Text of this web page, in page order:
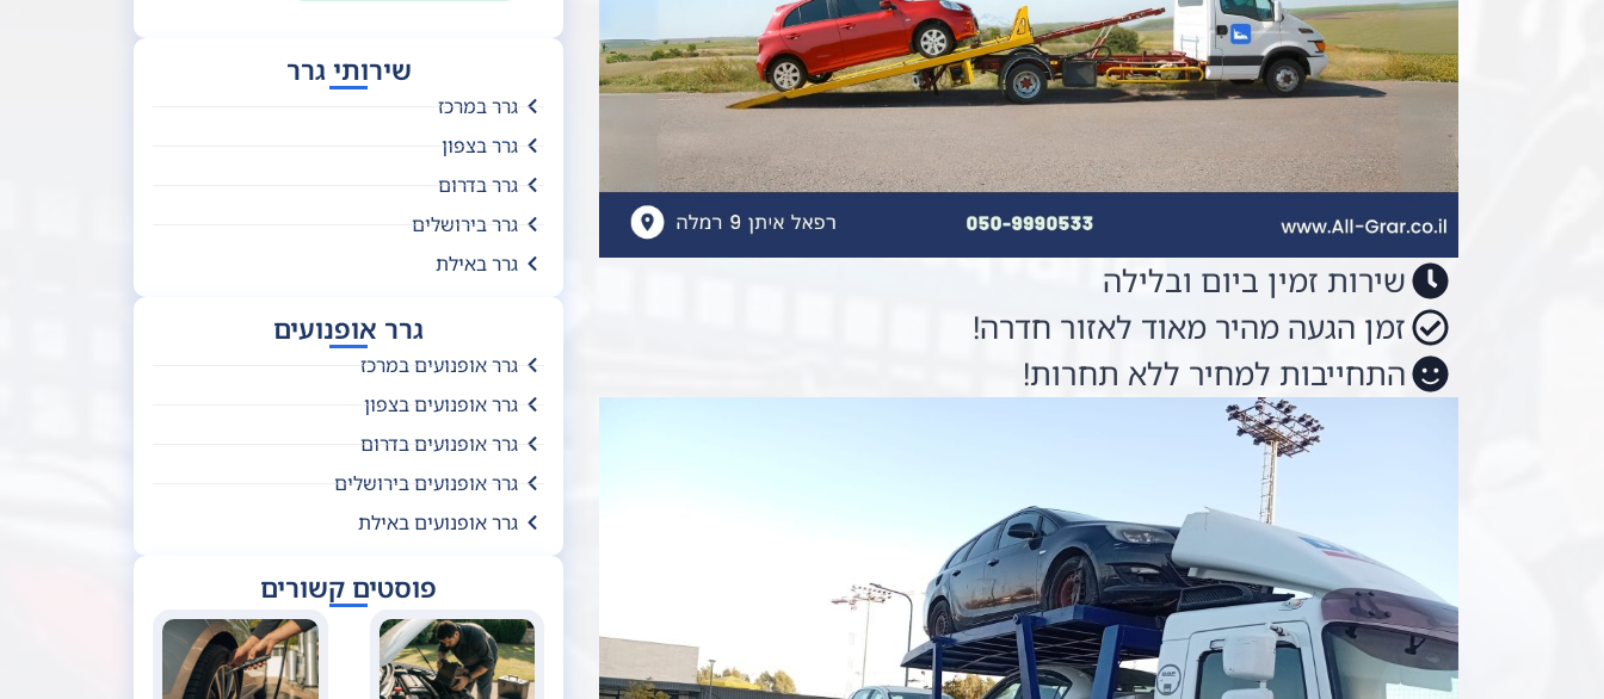
שירות זמין ביום ובלילה
זמן הגעה מהיר מאוד לאזור חדרה!
התחייבות למחיר ללא תחרות!
שירותי גרר
גרר במרכז
גרר בצפון
גרר בדרום
גרר בירושלים
גרר באילת
גרר אופנועים
גרר אופנועים במרכז
גרר אופנועים בצפון
גרר אופנועים בדרום
גרר אופנועים בירושלים
גרר אופנועים באילת
פוסטים קשורים